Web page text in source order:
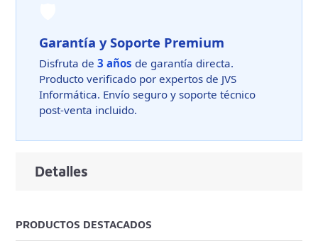
Garantía y Soporte Premium
Disfruta de3 años de garantía directa.
Producto verificado por expertos de JVS
Informática. Envío seguro y soporte técnico
post-venta incluido.
Detalles
PRODUCTOS DESTACADOS